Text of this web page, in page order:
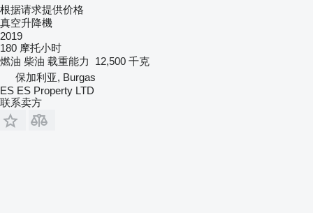
根据请求提供价格
真空升降機
2019
180 摩托小时
燃油 柴油 载重能力
12,500 千克
保加利亚, Burgas
ES ES Property LTD
联系卖方